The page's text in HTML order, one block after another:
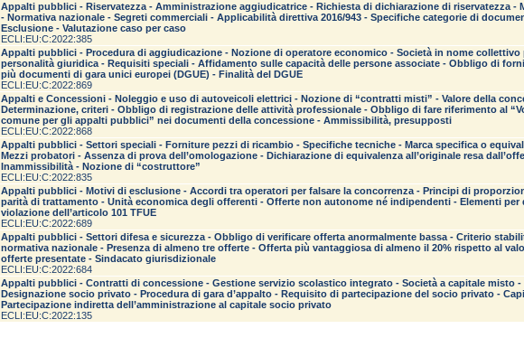
Appalti pubblici - Riservatezza - Amministrazione aggiudicatrice - Richiesta di dichiarazione di riservatezza -
- Normativa nazionale - Segreti commerciali - Applicabilità direttiva 2016/943 - Specifiche categorie di
Esclusione - Valutazione caso per caso
ECLI:EU:C:2022:385
Appalti pubblici - Procedura di aggiudicazione - Nozione di operatore economico - Società in nome collettivo
personalità giuridica - Requisiti speciali - Affidamento sulle capacità delle persone associate - Obbligo di
più documenti di gara unici europei (DGUE) - Finalità del DGUE
ECLI:EU:C:2022:869
Appalti e Concessioni - Noleggio e uso di autoveicoli elettrici - Nozione di “contratti misti” - Valore della
Determinazione, criteri - Obbligo di registrazione delle attività professionale - Obbligo di fare riferimento al
comune per gli appalti pubblici” nei documenti della concessione - Ammissibilità, presupposti
ECLI:EU:C:2022:868
Appalti pubblici - Settori speciali - Forniture pezzi di ricambio - Specifiche tecniche - Marca specifica o
Mezzi probatori - Assenza di prova dell’omologazione - Dichiarazione di equivalenza all’originale resa
Inammissibilità - Nozione di “costruttore”
ECLI:EU:C:2022:835
Appalti pubblici - Motivi di esclusione - Accordi tra operatori per falsare la concorrenza - Principi di
parità di trattamento - Unità economica degli offerenti - Offerte non autonome né indipendenti - Elementi per
violazione dell’articolo 101 TFUE
ECLI:EU:C:2022:689
Appalti pubblici - Settori difesa e sicurezza - Obbligo di verificare offerta anormalmente bassa - Criterio
normativa nazionale - Presenza di almeno tre offerte - Offerta più vantaggiosa di almeno il 20% rispetto al
offerte presentate - Sindacato giurisdizionale
ECLI:EU:C:2022:684
Appalti pubblici - Contratti di concessione - Gestione servizio scolastico integrato - Società a capitale misto -
Designazione socio privato - Procedura di gara d’appalto - Requisito di partecipazione del socio privato -
Partecipazione indiretta dell’amministrazione al capitale socio privato
ECLI:EU:C:2022:135